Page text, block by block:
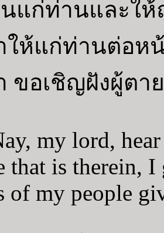
แก่ท่านและใ
ให้แก่ท่านต่อห
ขอเชิญฝังผู้ตา
my lord,
that is therein,
of my people